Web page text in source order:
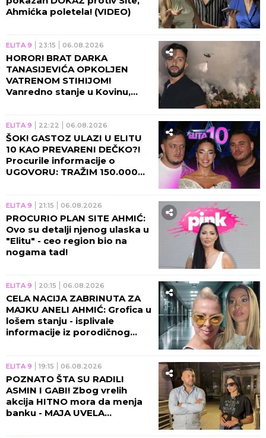
Ahmićka poletela! (VIDEO)
ELITA 9 23:15 06.08.2026
HOROR! BRAT DARKA
TANASIJEVIĆA OPKOLJEN
VATRENOM STIHIJOM!
Vanredno stanje u Kovinu,
ELITA 9 22:22 06.08.2026
ŠOK! GASTOZ ULAZI U ELITU
10 KAO PREVARENI DEČKO?!
Procurile informacije o
UGOVORU: TRAŽIM 150.000
ELITA 9 21:15 06.08.2026
PROCURIO PLAN SITE AHMIĆ:
Ovo su detalji njenog ulaska u
"Elitu" - ceo region bio na
nogama tad!
ELITA 9 20:15 06.08.2026
CELA NACIJA ZABRINUTA ZA
MAJKU ANELI AHMIĆ: Grofica u
lošem stanju - isplivale
informacije iz porodičnog
ELITA 9 19:15 06.08.2026
POZNATO ŠTA SU RADILI
ASMIN I GABI! Zbog vrelih
akcija HITNO mora da menja
banku - MAJA UVELA